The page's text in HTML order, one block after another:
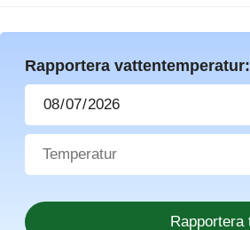
Rapportera vattentemperatur: